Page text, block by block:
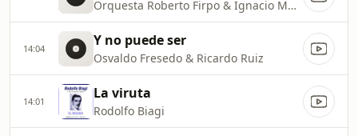
Orquesta Roberto Firpo & Ignacio Murillo
14:04 Y no puede ser
Osvaldo Fresedo & Ricardo Ruiz
14:01 La viruta
Rodolfo Biagi